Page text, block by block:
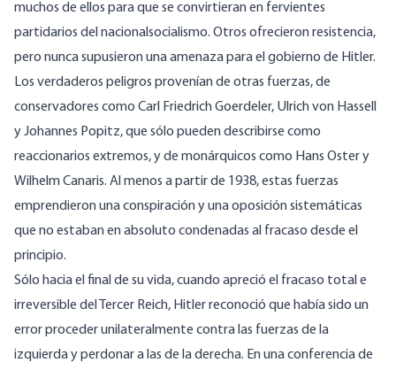
muchos de ellos para que se convirtieran en fervientes
partidarios del nacionalsocialismo. Otros ofrecieron resistencia,
pero nunca supusieron una amenaza para el gobierno de Hitler.
Los verdaderos peligros provenían de otras fuerzas, de
conservadores como Carl Friedrich Goerdeler, Ulrich von Hassell
y Johannes Popitz, que sólo pueden describirse como
reaccionarios extremos, y de monárquicos como Hans Oster y
Wilhelm Canaris. Al menos a partir de 1938, estas fuerzas
emprendieron una conspiración y una oposición sistemáticas
que no estaban en absoluto condenadas al fracaso desde el
principio.
Sólo hacia el final de su vida, cuando apreció el fracaso total e
irreversible del Tercer Reich, Hitler reconoció que había sido un
error proceder unilateralmente contra las fuerzas de la
izquierda y perdonar a las de la derecha. En una conferencia de